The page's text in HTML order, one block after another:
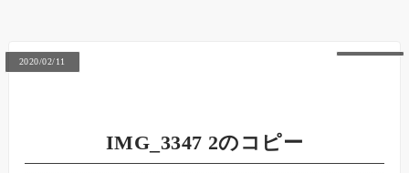
2020/02/11
IMG_3347 2のコピー